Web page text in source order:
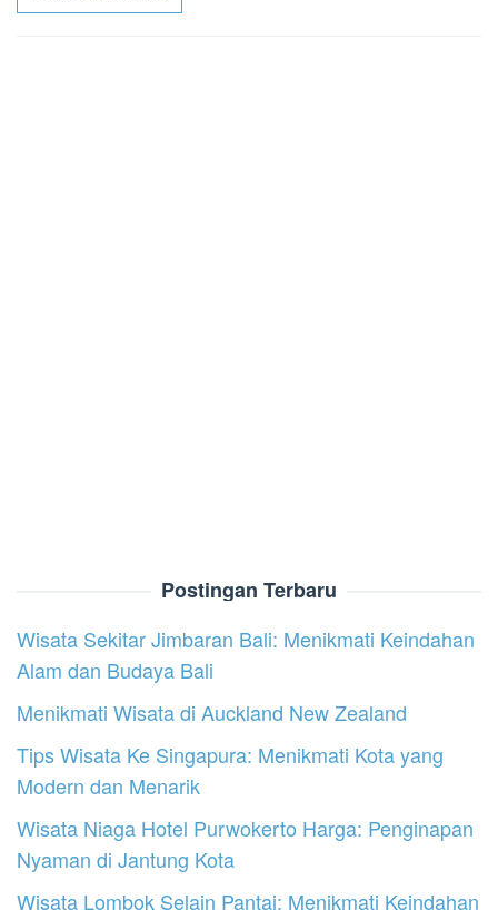
Postingan Terbaru
Wisata Sekitar Jimbaran Bali: Menikmati Keindahan
Alam dan Budaya Bali
Menikmati Wisata di Auckland New Zealand
Tips Wisata Ke Singapura: Menikmati Kota yang
Modern dan Menarik
Wisata Niaga Hotel Purwokerto Harga: Penginapan
Nyaman di Jantung Kota
Wisata Lombok Selain Pantai: Menikmati Keindahan